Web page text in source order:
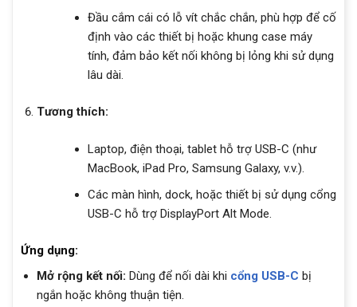
Đầu cắm cái có lỗ vít chắc chắn, phù hợp để cố
định vào các thiết bị hoặc khung case máy
tính, đảm bảo kết nối không bị lỏng khi sử dụng
lâu dài.
Tương thích:
Laptop, điện thoại, tablet hỗ trợ USB-C (như
MacBook, iPad Pro, Samsung Galaxy, v.v.).
Các màn hình, dock, hoặc thiết bị sử dụng cổng
USB-C hỗ trợ DisplayPort Alt Mode.
Ứng dụng:
Mở rộng kết nối: Dùng để nối dài khi cổng USB-C bị
ngắn hoặc không thuận tiện.